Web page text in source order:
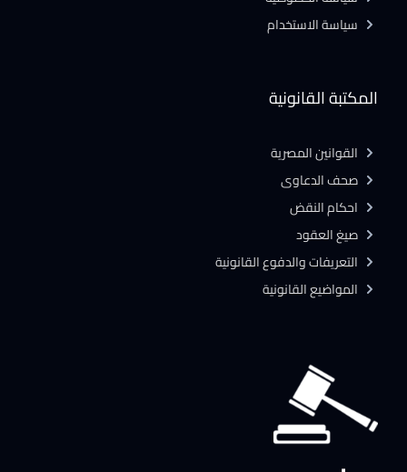
المكتبة القانونية
القوانين المصرية
صحف الدعاوى
احكام النقض
صيغ العقود
التعريفات والدفوع القانونية
المواضيع القانونية
سياسة الاستخدام